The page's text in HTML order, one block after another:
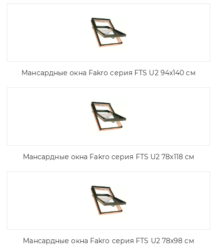
Мансардные окна Fakro серия FTS U2 94х140 см
Мансардные окна Fakro серия FTS U2 78х118 см
Мансардные окна Fakro серия FTS U2 78х98 см